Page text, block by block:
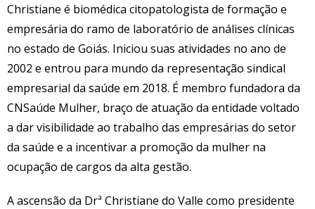
Christiane é biomédica citopatologista de formação e
empresária do ramo de laboratório de análises clínicas
no estado de Goiás. Iniciou suas atividades no ano de
2002 e entrou para mundo da representação sindical
empresarial da saúde em 2018. É membro fundadora da
CNSaúde Mulher, braço de atuação da entidade voltado
a dar visibilidade ao trabalho das empresárias do setor
da saúde e a incentivar a promoção da mulher na
ocupação de cargos da alta gestão.
A ascensão da Drª Christiane do Valle como presidente